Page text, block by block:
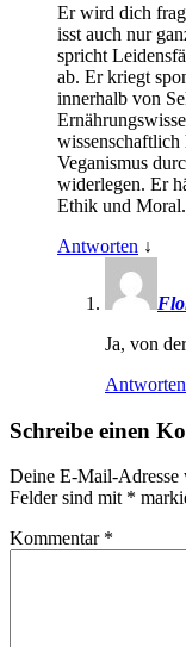
Er wird dich
isst auch nur
spricht
ab. Er kriegt
innerhalb von
wissenschaftlich
Veganismus
widerlegen. Er
Ethik und Moral.
Antworten ↓
Ja, von
Antworten
Schreibe einen
Deine E-Mail-
Felder sind mit *
Kommentar *